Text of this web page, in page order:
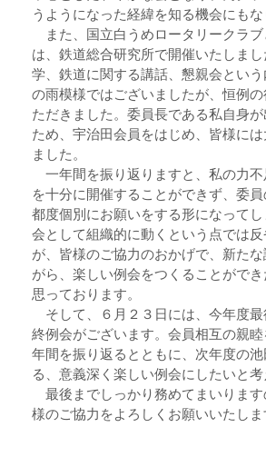
うようになった経緯を知る機会にもな
また、国立白うめロータリークラブ
は、鉄道総合研究所で開催いたしま
学、鉄道に関する講話、懇親会という
の雨模様ではございましたが、恒例
ただきました。委員長である私自身
ため、宇治田会員をはじめ、皆様に
ました。
一年間を振り返りますと、私の力不
を十分に開催することができず、委
都度個別にお願いをする形になって
会として組織的に動くという点では
が、皆様のご協力のおかげで、新た
がら、楽しい例会をつくることがで
思っております。
そして、６月２３日には、今年度最
終例会がございます。会員相互の親
年間を振り返るとともに、次年度の
る、意義深く楽しい例会にしたいと考
最後までしっかり務めてまいります
様のご協力をよろしくお願いいたしま